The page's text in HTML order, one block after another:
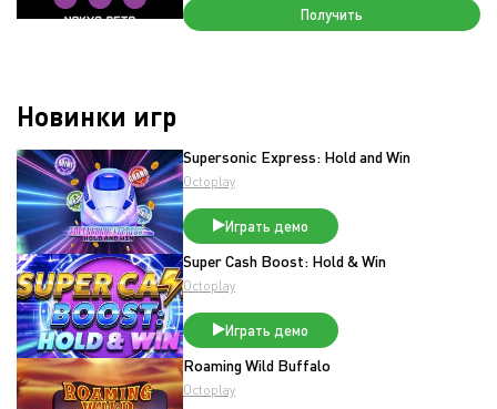
Получить
Новинки игр
Supersonic Express: Hold and Win
Octoplay
Играть демо
Super Cash Boost: Hold & Win
Octoplay
Играть демо
Roaming Wild Buffalo
Octoplay